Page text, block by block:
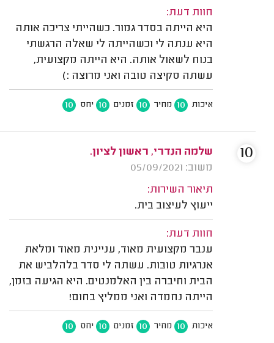
חוות דעת:
היא הייתה בסדר גמור. כשהייתי צריכה אותה
היא ענתה לי וכשהייתה לי שאלה הרגשתי
בנוח לשאול אותה. היא הייתה מקצועית,
עשתה סקיצה טובה ואני מרוצה :)
איכות 10 מחיר 10 זמנים 10 יחס 10
שלמה הנדרי, ראשון לציון.
משוב: 05/09/2021
תיאור השירות:
ייעוץ לעיצוב בית.
חוות דעת:
ענבר מקצועית מאוד, עניינית מאוד ומלאת
אנרגיות טובות. עשתה לי סדר בלהלביש את
הבית וחיברה בין האלמנטים. היא הגיעה בזמן,
הייתה נחמדה ואני ממליץ בחום!
איכות 10 מחיר 10 זמנים 10 יחס 10
10